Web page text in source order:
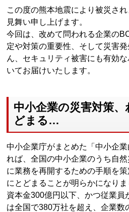
この度の熊本地震により被災さ
見舞い申し上げます。
今回は、改めて問われる企業の
定や対策の重要性、そして災害
ん、セキュリティ被害にも有効
いてお届けいたします。
中小企業の災害対策
どまる…
中小企業庁がまとめた「中小企
れば、全国の中小企業のうち自
に業務を再開するための手順を
にとどまることが明らかになりま
資本金300億円以下、かつ従業員
は全国で380万社を超え、企業数